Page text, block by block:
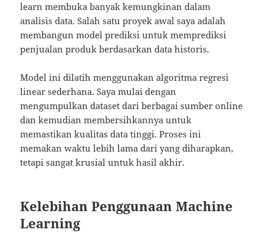
learn membuka banyak kemungkinan dalam
analisis data. Salah satu proyek awal saya adalah
membangun model prediksi untuk memprediksi
penjualan produk berdasarkan data historis.
Model ini dilatih menggunakan algoritma regresi
linear sederhana. Saya mulai dengan
mengumpulkan dataset dari berbagai sumber online
dan kemudian membersihkannya untuk
memastikan kualitas data tinggi. Proses ini
memakan waktu lebih lama dari yang diharapkan,
tetapi sangat krusial untuk hasil akhir.
Kelebihan Penggunaan Machine
Learning